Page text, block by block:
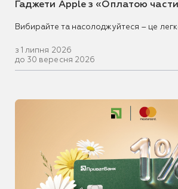
Гаджети Apple з «Оплатою
Вибирайте та насолоджуйтеся – це
з 1 липня 2026
до 30 вересня 2026